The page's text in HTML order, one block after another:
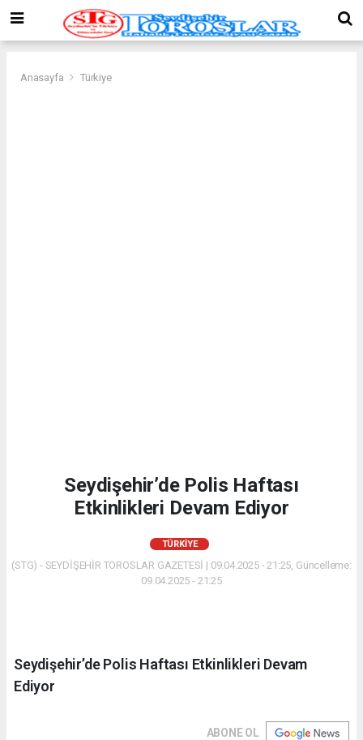
Anasayfa Türkiye
Seydişehir’de Polis Haftası
Etkinlikleri Devam Ediyor
TÜRKIYE
(STG) - SEYDİŞEHİR TOROSLAR GAZETESİ | 09.04.2025 - 21:25, Güncelleme:
09.04.2025 - 21:25
Seydişehir’de Polis Haftası Etkinlikleri Devam
Ediyor
ABONE OL